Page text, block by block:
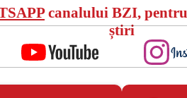
canalului BZI,
știri